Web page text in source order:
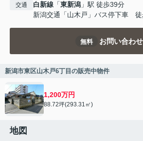
交通 白新線 「東新潟 」駅 徒歩39分
新潟交通「山木戸」バス停下車
無料 お問い合わせ
新潟市東区山木戸6丁目の販売中物件
1,200万円
88.72坪(293.31㎡)
地図